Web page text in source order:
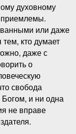
духовному
приемлемы.
или даже
кто думает
даже с
о
свобода
Богом, и ни одна
не вправе